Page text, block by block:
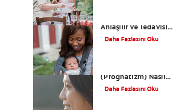
Anlaşılır ve Tedavisi
Nasıl Olur?
Daha Fazlasını Oku
(Prognatizm) Nasıl
Tedavi Edilir?
Daha Fazlasını Oku